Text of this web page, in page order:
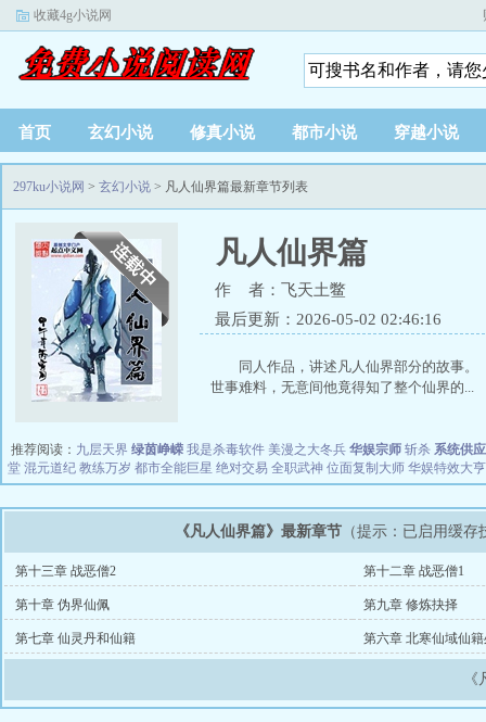
收藏4g小说网
首页 玄幻小说 修真小说 都市小说 穿越小说
297ku小说网 > 玄幻小说 > 凡人仙界篇最新章节列表
凡人仙界篇
作 者：飞天土鳖
最后更新：2026-05-02 02:46:16
同人作品，讲述凡人仙界部分的
世事难料，无意间他竟得知了整个仙界的...
推荐阅读： 九层天界 绿茵峥嵘 我是杀毒软件 美漫之大冬兵 华娱宗师 斩杀 系统供
堂 混元道纪 教练万岁 都市全能巨星 绝对交易 全职武神 位面复制大师 华娱特效大亨
《凡人仙界篇》最新章节 （提示：已启用缓
第十三章 战恶僧2 第十二章 战恶僧1
第十章 伪界仙佩 第九章 修炼抉择
第七章 仙灵丹和仙籍 第六章 北寒仙域仙籍